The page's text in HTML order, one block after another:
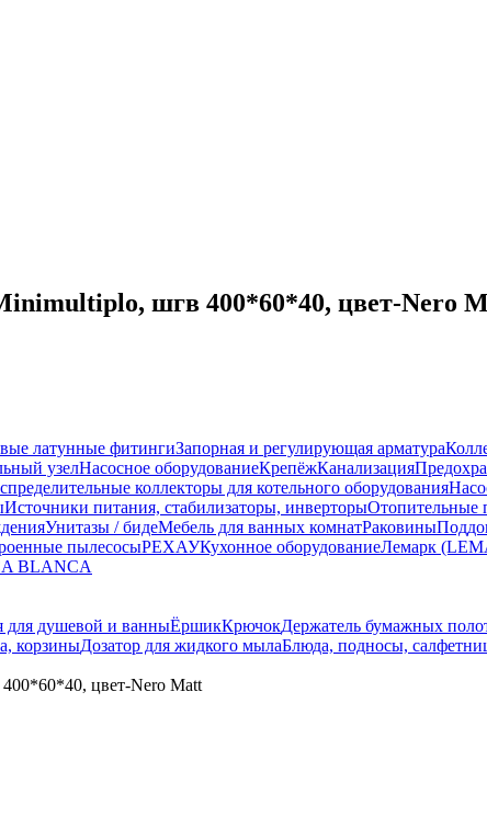
шгв 400*60*40, цвет-Nero
латунные фитингиЗапорная и регулирующая арматура
узелНасосное оборудованиеКрепёжКанализация
коллекторы для котельного оборудования
Источники питания, стабилизаторы, инверторыОтопительные
Унитазы / бидеМебель для ванных комнатРаковины
пылесосыРЕХАУКухонное оборудованиеЛемарк
BLANCA
для душевой и ванныЁршикКрючокДержатель бумажных
корзиныДозатор для жидкого мылаБлюда, подносы,
цвет-Nero Matt